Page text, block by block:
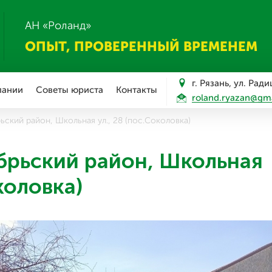
АН «Роланд»
ОПЫТ, ПРОВЕРЕННЫЙ ВРЕМЕНЕМ
Советы юриста Контакты
г. Рязань, ул.
район, Школьная ул., 28 (пос.Соколовка)
район, Школьная